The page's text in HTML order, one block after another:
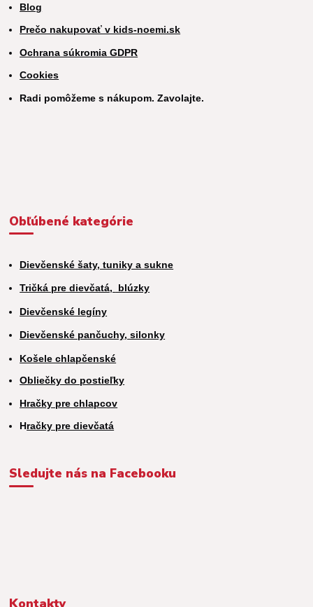
Blog
Prečo nakupovať v kids-noemi.sk
Ochrana súkromia GDPR
Cookies
Radi pomôžeme s nákupom. Zavolajte.
Obľúbené kategórie
Dievčenské šaty, tuniky a sukne
Tričká pre dievčatá, blúzky
Dievčenské legíny
Dievčenské pančuchy, silonky
Košele chlapčenské
Obliečky do postieľky
Hračky pre chlapcov
Hračky pre dievčatá
Sledujte nás na Facebooku